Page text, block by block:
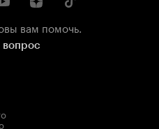
вам помочь.
вопрос